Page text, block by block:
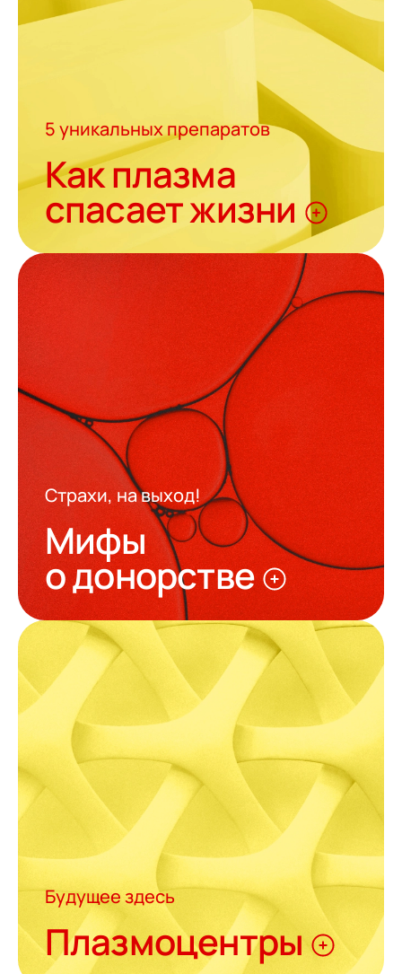
5 уникальных препаратов
Как плазма
спасает жизни
Страхи, на выход!
Мифы
о донорстве
Будущее здесь
Плазмоцентры